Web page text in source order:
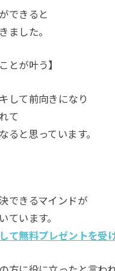
できると
ました。
とが叶う】
して前向きになり
て
ると思っています。
できるマインドが
ています。
て無料プレゼントを受